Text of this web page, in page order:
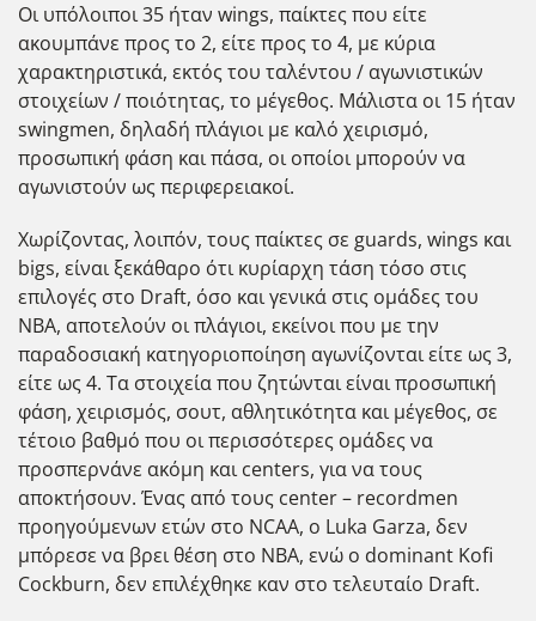
Οι υπόλοιποι 35 ήταν wings, παίκτες που είτε
ακουμπάνε προς το 2, είτε προς το 4, με κύρια
χαρακτηριστικά, εκτός του ταλέντου / αγωνιστικών
στοιχείων / ποιότητας, το μέγεθος. Μάλιστα οι 15 ήταν
swingmen, δηλαδή πλάγιοι με καλό χειρισμό,
προσωπική φάση και πάσα, οι οποίοι μπορούν να
αγωνιστούν ως περιφερειακοί.
Χωρίζοντας, λοιπόν, τους παίκτες σε guards, wings και
bigs, είναι ξεκάθαρο ότι κυρίαρχη τάση τόσο στις
επιλογές στο Draft, όσο και γενικά στις ομάδες του
NBA, αποτελούν οι πλάγιοι, εκείνοι που με την
παραδοσιακή κατηγοριοποίηση αγωνίζονται είτε ως 3,
είτε ως 4. Τα στοιχεία που ζητώνται είναι προσωπική
φάση, χειρισμός, σουτ, αθλητικότητα και μέγεθος, σε
τέτοιο βαθμό που οι περισσότερες ομάδες να
προσπερνάνε ακόμη και centers, για να τους
αποκτήσουν. Ένας από τους center – recordmen
προηγούμενων ετών στο NCAA, ο Luka Garza, δεν
μπόρεσε να βρει θέση στο ΝΒΑ, ενώ ο dominant Kofi
Cockburn, δεν επιλέχθηκε καν στο τελευταίο Draft.